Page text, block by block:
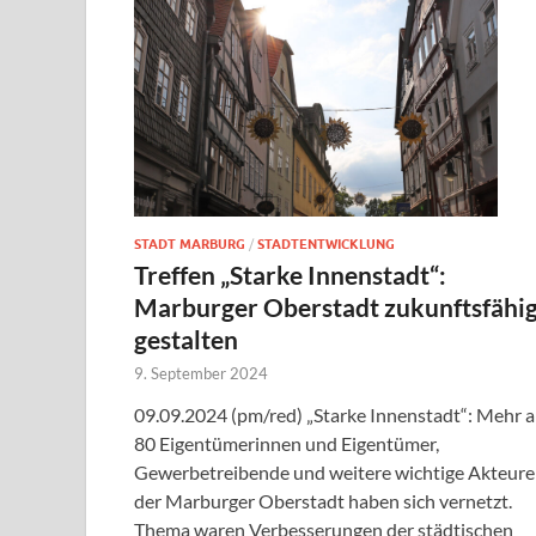
STADT MARBURG / STADTENTWICKLUNG
Treffen „Starke Innenstadt“:
Marburger Oberstadt
gestalten
9. September 2024
09.09.2024 (pm/red) „Starke Innenstadt“: Mehr
80 Eigentümerinnen und Eigentümer,
Gewerbetreibende und weitere wichtige Akteure
der Marburger Oberstadt haben sich vernetzt.
Thema waren Verbesserungen der städtischen